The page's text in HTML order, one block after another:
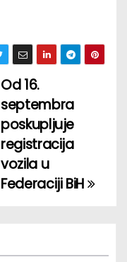
Od 16.
septembra
poskupljuje
registracija
vozila u
Federaciji BiH